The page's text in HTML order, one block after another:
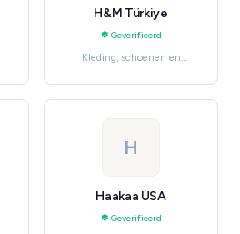
H&M Türkiye
Geverifieerd
Kleding, schoenen en
Fashion
H
Haakaa USA
Geverifieerd